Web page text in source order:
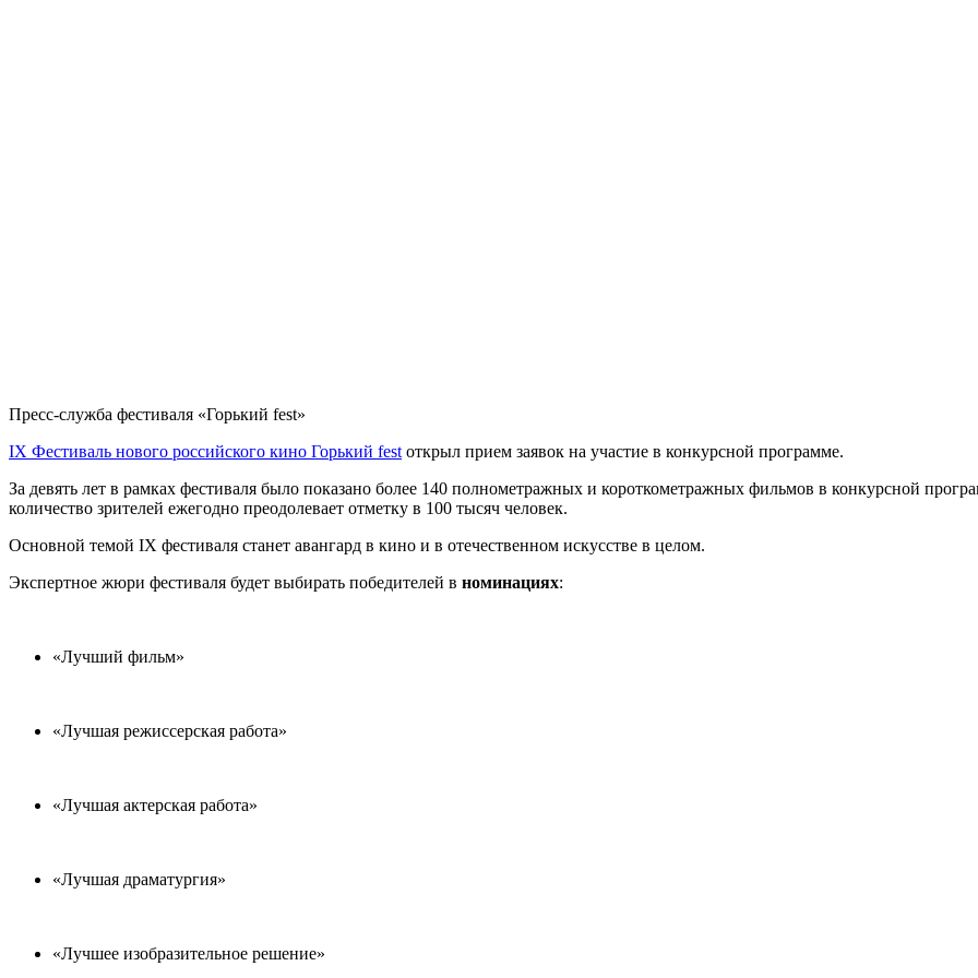
Пресс-служба фестиваля «Горький fest»
IX Фестиваль нового российского кино Горький fest открыл прием заявок на участие в конкурсной программе.
За девять лет в рамках фестиваля было показано более 140 полнометражных и короткометражных фильмов в конкурсной
количество зрителей ежегодно преодолевает отметку в 100 тысяч человек.
Основной темой IX фестиваля станет авангард в кино и в отечественном искусстве в целом.
Экспертное жюри фестиваля будет выбирать победителей в номинациях:
«Лучший фильм»
«Лучшая режиссерская работа»
«Лучшая актерская работа»
«Лучшая драматургия»
«Лучшее изобразительное решение»